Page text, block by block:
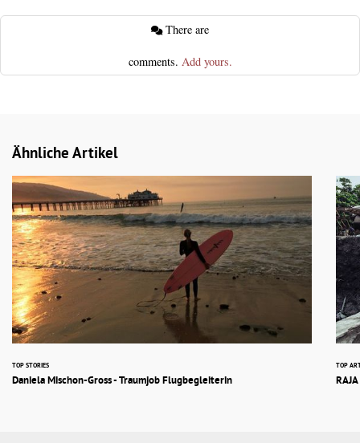
comments. Add yours.
Ähnliche Artikel
TOP STORIES
Daniela Mischon-Gross - Traumjob Flugbegleiterin
TOP